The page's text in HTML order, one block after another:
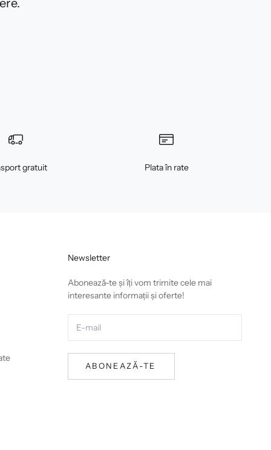
gratuit Plata în rate
Newsletter
Abonează-te și îți vom trimite cele mai
interesante informații și oferte!
ABONEAZĂ-TE